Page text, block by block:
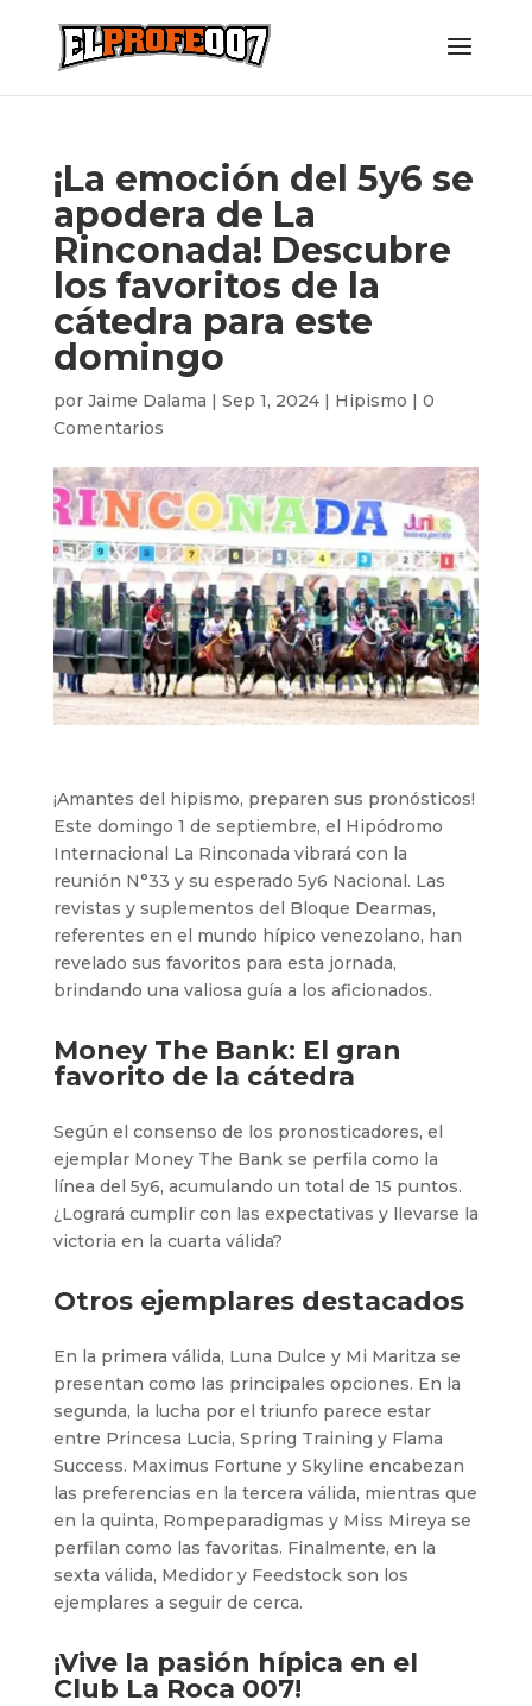
¡La emoción del 5y6 se
apodera de La
Rinconada! Descubre
los favoritos de la
cátedra para este
domingo
por Jaime Dalama | Sep 1, 2024| Hipismo | 0
Comentarios
¡Amantes del hipismo, preparen sus pronósticos!
Este domingo 1 de septiembre, el Hipódromo
Internacional La Rinconada vibrará con la
reunión N°33 y su esperado 5y6 Nacional. Las
revistas y suplementos del Bloque Dearmas,
referentes en el mundo hípico venezolano, han
revelado sus favoritos para esta jornada,
brindando una valiosa guía a los aficionados.
Money The Bank: El gran
favorito de la cátedra
Según el consenso de los pronosticadores, el
ejemplar Money The Bank se perfila como la
línea del 5y6, acumulando un total de 15 puntos.
¿Logrará cumplir con las expectativas y llevarse la
victoria en la cuarta válida?
Otros ejemplares destacados
En la primera válida, Luna Dulce y Mi Maritza se
presentan como las principales opciones. En la
segunda, la lucha por el triunfo parece estar
entre Princesa Lucia, Spring Training y Flama
Success. Maximus Fortune y Skyline encabezan
las preferencias en la tercera válida, mientras que
en la quinta, Rompeparadigmas y Miss Mireya se
perfilan como las favoritas. Finalmente, en la
sexta válida, Medidor y Feedstock son los
ejemplares a seguir de cerca.
¡Vive la pasión hípica en el
Club La Roca 007!